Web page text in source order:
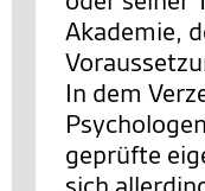
Akademie,
In dem
geprüfte